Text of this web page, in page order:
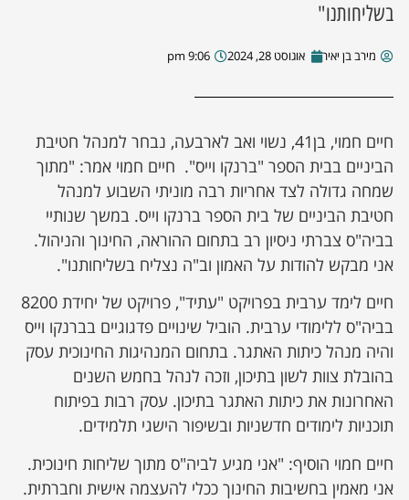
בשליחותנו"
מירב בן יאיר אוגוסט 28, 2024 9:06 pm
חיים חמוי, בן41, נשוי ואב לארבעה, נבחר למנהל חטיבת
הביניים בבית הספר "ברנקו וייס". חיים חמוי אמר: "מתוך
שמחה גדולה לצד אחריות רבה מוניתי השבוע למנהל
חטיבת הביניים של בית הספר ברנקו וייס. במשך שנותיי
בביה"ס צברתי ניסיון רב בתחום ההוראה, החינוך והניהול.
אני מבקש להודות על האמון וב"ה נצליח בשליחותנו".
חיים לימד ערבית בפרויקט "עתיד", פרויקט של יחידת 8200
בביה"ס ללימודי ערבית. הוביל שינויים פדגוגיים בברנקו וייס
והיה מנהל כיתות האתגר. בתחום המנהיגות החינוכית עסק
בהובלת צוות לשון בתיכון, וזכה לנהל בחמש השנים
האחרונות את כיתות האתגר בתיכון. עסק רבות בפיתוח
תוכניות לימודים חדשניות ובשיפור הישגי תלמידים.
חיים חמוי הוסיף: "אני מגיע לביה"ס מתוך שליחות חינוכית.
אני מאמין בחשיבות החינוך ככלי להעצמה אישית וחברתית.